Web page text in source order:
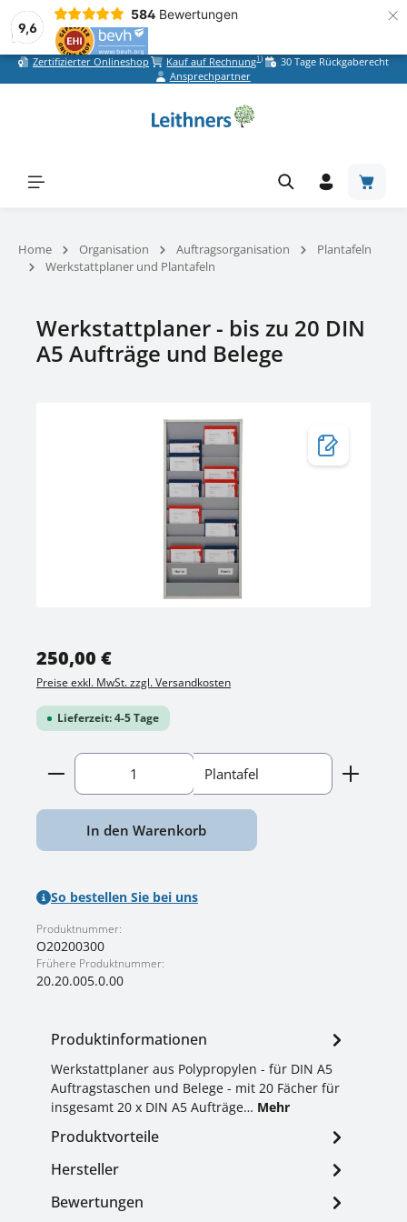
9,6
584 Bewertungen ×
Zum Hauptinhalt springen
Zertifizierter Onlineshop Kauf auf Rechnung1)
30 Tage Rückgaberecht
Ansprechpartner
Home Organisation Auftragsorganisation
Plantafeln
Werkstattplaner und Plantafeln
Werkstattplaner - bis zu 20 DIN
A5 Aufträge und Belege
Regulärer Preis:
250,00 €
Preise exkl. MwSt. zzgl. Versandkosten
Lieferzeit: 4-5 Tage
Produkt Anzahl: Gib den gewünschten Wert
Plantafel
In den Warenkorb
So bestellen Sie bei uns
Produktnummer:
O20200300
Frühere Produktnummer:
20.20.005.0.00
Produktinformationen
Werkstattplaner aus Polypropylen - für DIN A5
Auftragstaschen und Belege - mit 20 Fächer für
insgesamt 20 x DIN A5 Aufträge… Mehr
Produktvorteile
Hersteller
Bewertungen